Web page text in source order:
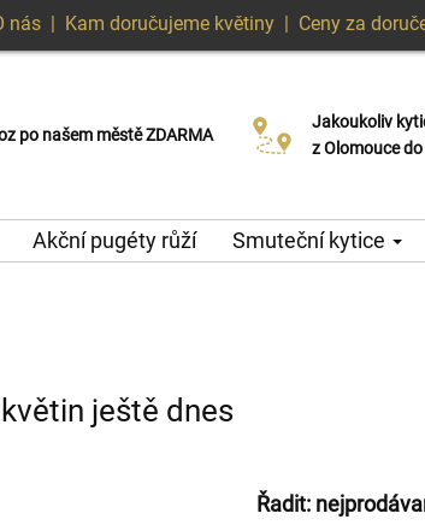
nás | Kam doručujeme květiny | Ceny za
po našem městě ZDARMA
již v den objednávky
výběr času a dne doručení
Jakoukoliv
z Olomouce
Možnost
Akční pugéty růží Smuteční kytice
ještě dnes
Řadit: